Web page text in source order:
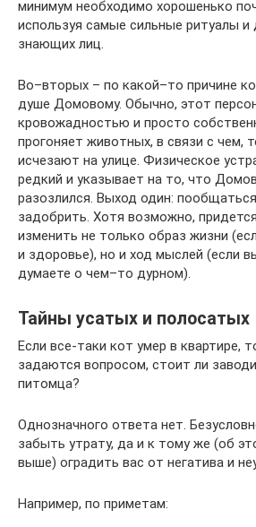
минимум необходимо хорошенько
используя самые сильные ритуалы
знающих лиц.
Во–вторых – по какой–то причине
душе Домовому. Обычно, этот
кровожадностью и просто
прогоняет животных, в связи с чем,
исчезают на улице. Физическое
редкий и указывает на то, что
разозлился. Выход один:
задобрить. Хотя возможно,
изменить не только образ жизни
и здоровье), но и ход мыслей (если
думаете о чем–то дурном).
Тайны усатых и полосатых
Если все-таки кот умер в квартире,
задаются вопросом, стоит ли
питомца?
Однозначного ответа нет.
забыть утрату, да и к тому же (об
выше) оградить вас от негатива и
Например, по приметам: